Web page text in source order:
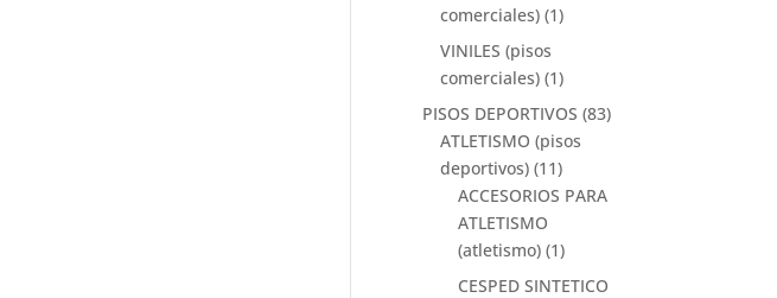
comerciales) (1)
VINILES (pisos
comerciales) (1)
PISOS DEPORTIVOS (83)
ATLETISMO (pisos
deportivos) (11)
ACCESORIOS PARA
ATLETISMO
(atletismo) (1)
CESPED SINTETICO